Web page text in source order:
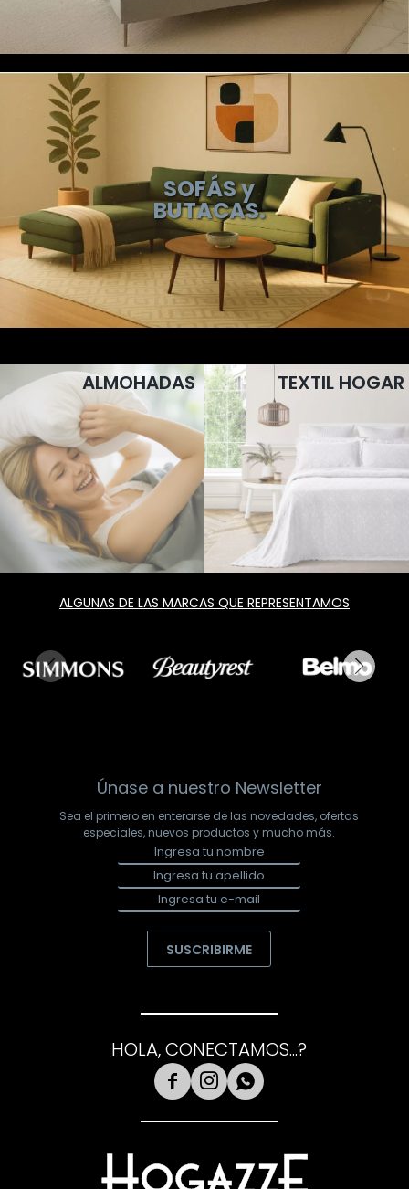
SOFÁS y
BUTACAS.
ALMOHADAS TEXTIL HOGAR
ALGUNAS DE LAS MARCAS QUE REPRESENTAMOS
Únase a nuestro Newsletter
Sea el primero en enterarse de las novedades, ofertas
especiales, nuevos productos y mucho más.
SUSCRIBIRME
HOLA, CONECTAMOS...?
  